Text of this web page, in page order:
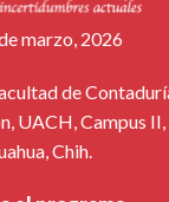
marzo, 2026
de
UACH, Campus II,
Chih.